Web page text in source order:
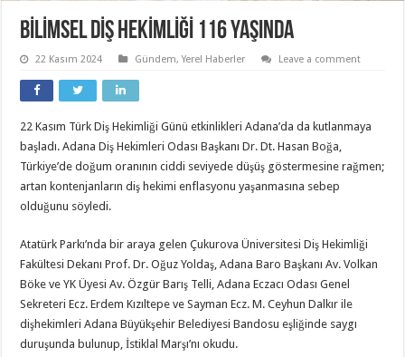
BİLİMSEL DİŞ HEKİMLİĞİ 116 YAŞINDA
22 Kasım 2024 Gündem,Yerel Haberler Leave a comment
22 Kasım Türk Diş Hekimliği Günü etkinlikleri Adana’da da kutlanmaya
başladı. Adana Diş Hekimleri Odası Başkanı Dr. Dt. Hasan Boğa,
Türkiye’de doğum oranının ciddi seviyede düşüş göstermesine rağmen;
artan kontenjanların diş hekimi enflasyonu yaşanmasına sebep
olduğunu söyledi.
Atatürk Parkı’nda bir araya gelen Çukurova Üniversitesi Diş Hekimliği
Fakültesi Dekanı Prof. Dr. Oğuz Yoldaş, Adana Baro Başkanı Av. Volkan
Böke ve YK Üyesi Av. Özgür Barış Telli, Adana Eczacı Odası Genel
Sekreteri Ecz. Erdem Kızıltepe ve Sayman Ecz. M. Ceyhun Dalkır ile
dişhekimleri Adana Büyükşehir Belediyesi Bandosu eşliğinde saygı
duruşunda bulunup, İstiklal Marşı’nı okudu.